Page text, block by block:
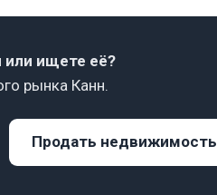
ищете её?
рынка Канн.
Продать недвижимость